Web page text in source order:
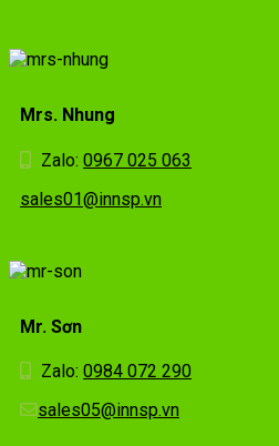
Mrs. Nhung
Zalo: 0967 025 063
sales01@innsp.vn
Mr. Sơn
Zalo: 0984 072 290
sales05@innsp.vn